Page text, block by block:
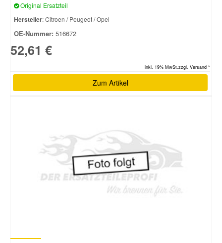
Original Ersatzteil
Hersteller: Citroen / Peugeot / Opel
OE-Nummer: 516672
52,61 €
inkl. 19% MwSt.zzgl. Versand *
Zum Artikel